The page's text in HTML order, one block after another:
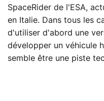
SpaceRider de l'ESA,
en Italie. Dans tous les
d'utiliser d'abord une
développer un véhicule
semble être une piste